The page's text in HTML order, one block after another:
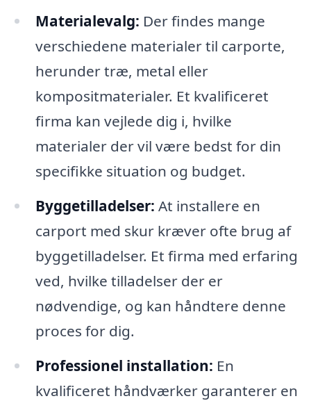
Materialevalg: Der findes mange
verschiedene materialer til carporte,
herunder træ, metal eller
kompositmaterialer. Et kvalificeret
firma kan vejlede dig i, hvilke
materialer der vil være bedst for din
specifikke situation og budget.
Byggetilladelser: At installere en
carport med skur kræver ofte brug af
byggetilladelser. Et firma med erfaring
ved, hvilke tilladelser der er
nødvendige, og kan håndtere denne
proces for dig.
Professionel installation: En
kvalificeret håndværker garanterer en